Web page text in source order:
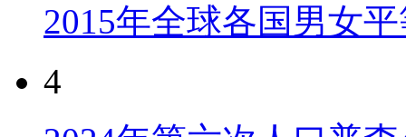
2015年全球各国男女
4